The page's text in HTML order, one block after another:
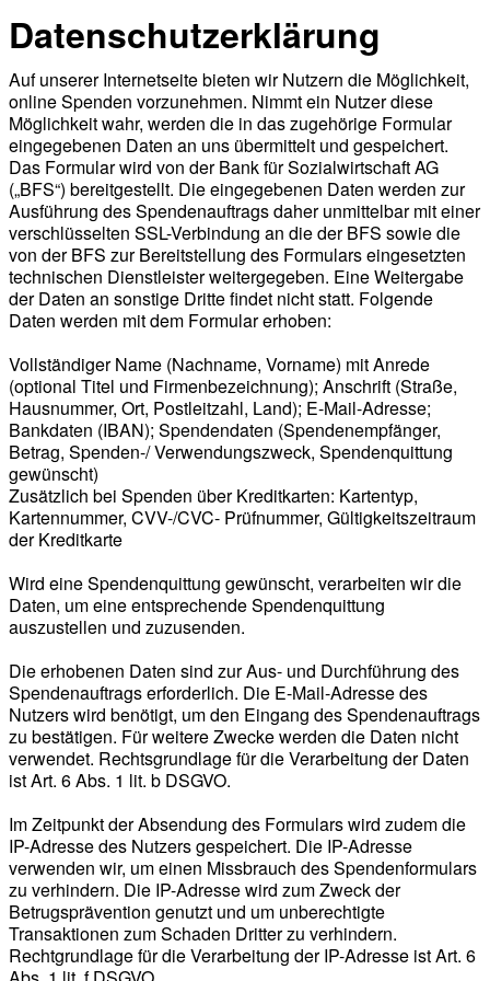
Datenschutzerklärung
Auf unserer Internetseite bieten wir Nutzern die Möglichkeit,
online Spenden vorzunehmen. Nimmt ein Nutzer diese
Möglichkeit wahr, werden die in das zugehörige Formular
eingegebenen Daten an uns übermittelt und gespeichert.
Das Formular wird von der Bank für Sozialwirtschaft AG
(„BFS“) bereitgestellt. Die eingegebenen Daten werden zur
Ausführung des Spendenauftrags daher unmittelbar mit einer
verschlüsselten SSL-Verbindung an die der BFS sowie die
von der BFS zur Bereitstellung des Formulars eingesetzten
technischen Dienstleister weitergegeben. Eine Weitergabe
der Daten an sonstige Dritte findet nicht statt. Folgende
Daten werden mit dem Formular erhoben:
Vollständiger Name (Nachname, Vorname) mit Anrede
(optional Titel und Firmenbezeichnung); Anschrift (Straße,
Hausnummer, Ort, Postleitzahl, Land); E-Mail-Adresse;
Bankdaten (IBAN); Spendendaten (Spendenempfänger,
Betrag, Spenden-/ Verwendungszweck, Spendenquittung
gewünscht)
Zusätzlich bei Spenden über Kreditkarten: Kartentyp,
Kartennummer, CVV-/CVC- Prüfnummer, Gültigkeitszeitraum
der Kreditkarte
Wird eine Spendenquittung gewünscht, verarbeiten wir die
Daten, um eine entsprechende Spendenquittung
auszustellen und zuzusenden.
Die erhobenen Daten sind zur Aus- und Durchführung des
Spendenauftrags erforderlich. Die E-Mail-Adresse des
Nutzers wird benötigt, um den Eingang des Spendenauftrags
zu bestätigen. Für weitere Zwecke werden die Daten nicht
verwendet. Rechtsgrundlage für die Verarbeitung der Daten
ist Art. 6 Abs. 1 lit. b DSGVO.
Im Zeitpunkt der Absendung des Formulars wird zudem die
IP-Adresse des Nutzers gespeichert. Die IP-Adresse
verwenden wir, um einen Missbrauch des Spendenformulars
zu verhindern. Die IP-Adresse wird zum Zweck der
Betrugsprävention genutzt und um unberechtigte
Transaktionen zum Schaden Dritter zu verhindern.
Rechtgrundlage für die Verarbeitung der IP-Adresse ist Art. 6